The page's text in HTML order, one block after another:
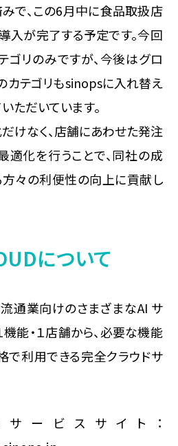
で、この6月中に食品取扱店
入が完了する予定です。今回
ゴリのみですが、今後はグロ
カテゴリもsinopsに入れ替え
ただいています。
けなく、店舗にあわせた発注
化を行うことで、同社の成
方々の利便性の向上に貢献し
について
流通業向けのさまざまなAI サ
機能・１店舗から、必要な機能
で利用できる完全クラウドサ
」サービスサイト：